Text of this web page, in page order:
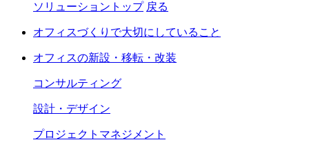
ソリューショントップ 戻る
オフィスづくりで大切にしていること
オフィスの新設・移転・改装
コンサルティング
設計・デザイン
プロジェクトマネジメント